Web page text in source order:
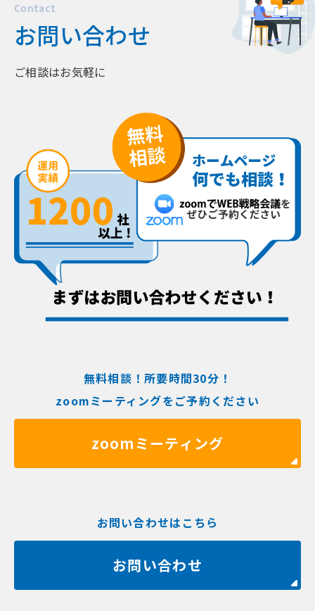
Contact
お問い合わせ
ご相談はお気軽に
無料相談！所要時間30分！
zoomミーティングをご予約ください
zoomミーティング
お問い合わせはこちら
お問い合わせ